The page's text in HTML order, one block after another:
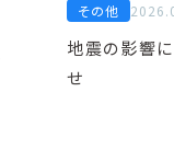
その他
地震の影響
せ